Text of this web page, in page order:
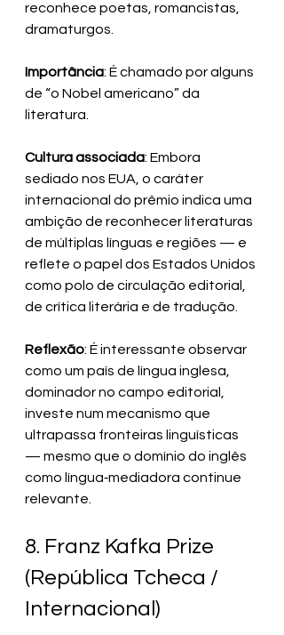
reconhece poetas, romancistas,
dramaturgos.
Importância: É chamado por alguns
de “o Nobel americano” da
literatura.
Cultura associada: Embora
sediado nos EUA, o caráter
internacional do prêmio indica uma
ambição de reconhecer literaturas
de múltiplas línguas e regiões — e
reflete o papel dos Estados Unidos
como polo de circulação editorial,
de crítica literária e de tradução.
Reflexão: É interessante observar
como um país de língua inglesa,
dominador no campo editorial,
investe num mecanismo que
ultrapassa fronteiras linguísticas
— mesmo que o domínio do inglês
como língua‑mediadora continue
relevante.
8. Franz Kafka Prize
(República Tcheca /
Internacional)